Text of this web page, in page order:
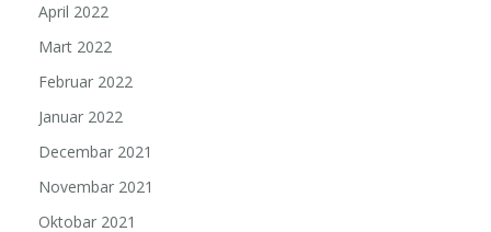
April 2022
Mart 2022
Februar 2022
Januar 2022
Decembar 2021
Novembar 2021
Oktobar 2021